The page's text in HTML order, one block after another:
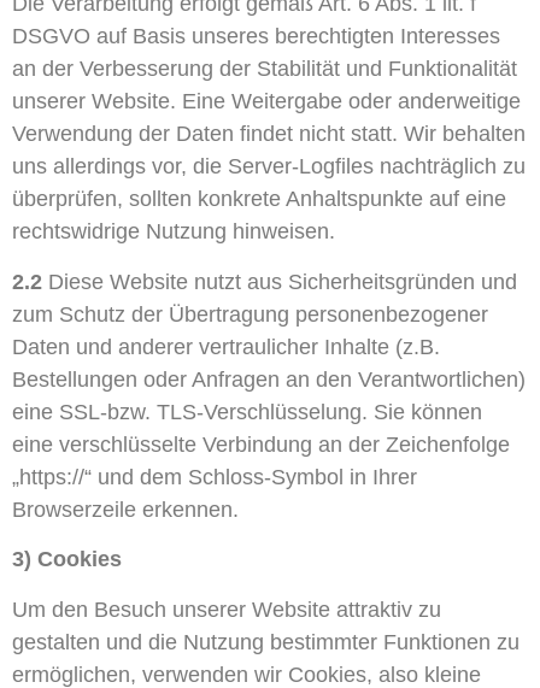
DSGVO auf Basis unseres berechtigten Interesses
an der Verbesserung der Stabilität und Funktionalität
unserer Website. Eine Weitergabe oder anderweitige
Verwendung der Daten findet nicht statt. Wir behalten
uns allerdings vor, die Server-Logfiles nachträglich zu
überprüfen, sollten konkrete Anhaltspunkte auf eine
rechtswidrige Nutzung hinweisen.
2.2 Diese Website nutzt aus Sicherheitsgründen und
zum Schutz der Übertragung personenbezogener
Daten und anderer vertraulicher Inhalte (z.B.
Bestellungen oder Anfragen an den Verantwortlichen)
eine SSL-bzw. TLS-Verschlüsselung. Sie können
eine verschlüsselte Verbindung an der Zeichenfolge
„https://“ und dem Schloss-Symbol in Ihrer
Browserzeile erkennen.
3) Cookies
Um den Besuch unserer Website attraktiv zu
gestalten und die Nutzung bestimmter Funktionen zu
ermöglichen, verwenden wir Cookies, also kleine